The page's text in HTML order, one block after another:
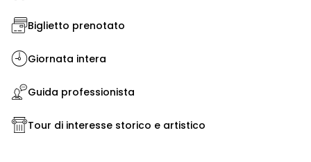
Biglietto prenotato
Giornata intera
Guida professionista
Tour di interesse storico e artistico